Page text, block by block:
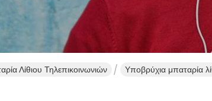
Λίθιου Τηλεπικοινωνιών Υποβρύχια μπαταρία